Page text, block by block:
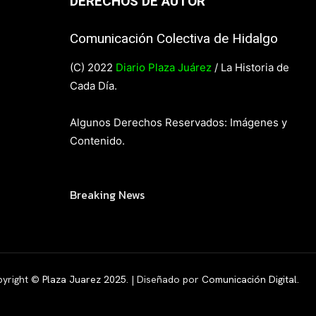
Comunicación Colectiva de Hidalgo
(C) 2022 Diario Plaza Juárez / La Historia de
Cada Día.
Algunos Derechos Reservados: Imágenes y
Contenido.
Breaking News
© Plaza Juarez 2025. | Diseñado por Comunicación Digital.